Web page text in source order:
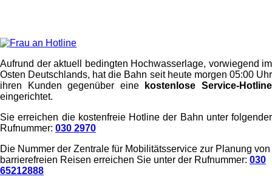
Aufrund der aktuell bedingten Hochwasserlage, vorwiegend im
Osten Deutschlands, hat die Bahn seit heute morgen 05:00 Uhr
ihren Kunden gegenüber eine
kostenlose Service-Hotline
eingerichtet.
Sie erreichen die kostenfreie Hotline der Bahn unter folgender
Rufnummer: 030 2970
Die Nummer der Zentrale für Mobilitätsservice zur Planung von
barrierefreien Reisen erreichen Sie unter der Rufnummer: 030
65212888